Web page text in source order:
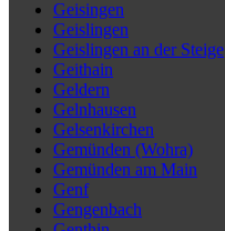
Geisingen
Geislingen
Geislingen an der Steige
Geithain
Geldern
Gelnhausen
Gelsenkirchen
Gemünden (Wohra)
Gemünden am Main
Genf
Gengenbach